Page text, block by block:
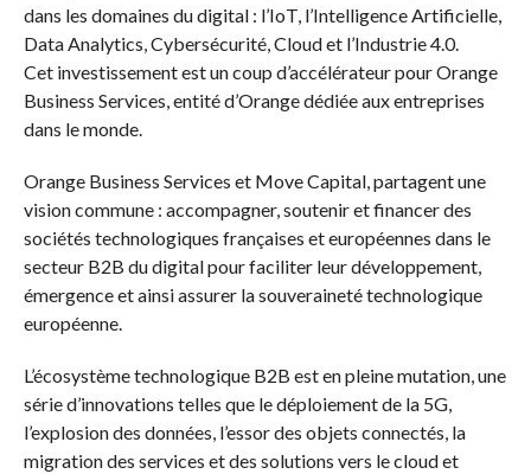
dans les domaines du digital : l’IoT, l’Intelligence Artificielle,
Data Analytics, Cybersécurité, Cloud et l’Industrie 4.0.
Cet investissement est un coup d’accélérateur pour Orange
Business Services, entité d’Orange dédiée aux entreprises
dans le monde.
Orange Business Services et Move Capital, partagent une
vision commune : accompagner, soutenir et financer des
sociétés technologiques françaises et européennes dans le
secteur B2B du digital pour faciliter leur développement,
émergence et ainsi assurer la souveraineté technologique
européenne.
L’écosystème technologique B2B est en pleine mutation, une
série d’innovations telles que le déploiement de la 5G,
l’explosion des données, l’essor des objets connectés, la
migration des services et des solutions vers le cloud et